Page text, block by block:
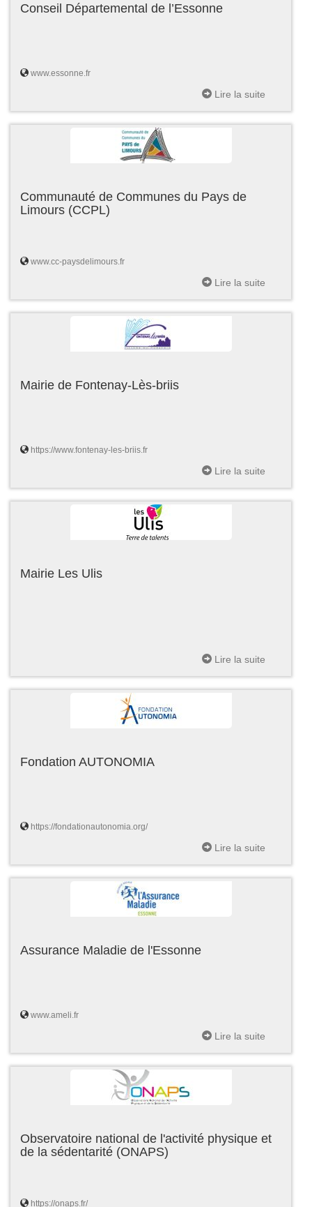
Conseil Départemental de l’Essonne
www.essonne.fr
Lire la suite
Communauté de Communes du Pays de
Limours (CCPL)
www.cc-paysdelimours.fr
Lire la suite
Mairie de Fontenay-Lès-briis
https://www.fontenay-les-briis.fr
Lire la suite
Mairie Les Ulis
Lire la suite
Fondation AUTONOMIA
https://fondationautonomia.org/
Lire la suite
Assurance Maladie de l'Essonne
www.ameli.fr
Lire la suite
Observatoire national de l'activité physique et
de la sédentarité (ONAPS)
https://onaps.fr/